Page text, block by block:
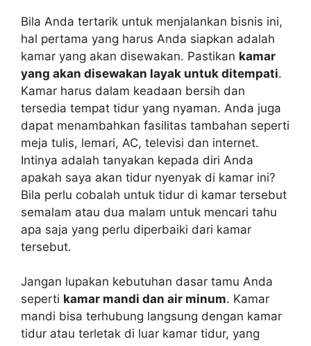
Bila Anda tertarik untuk menjalankan bisnis ini,
hal pertama yang harus Anda siapkan adalah
kamar yang akan disewakan. Pastikan kamar
yang akan disewakan layak untuk ditempati.
Kamar harus dalam keadaan bersih dan
tersedia tempat tidur yang nyaman. Anda juga
dapat menambahkan fasilitas tambahan seperti
meja tulis, lemari, AC, televisi dan internet.
Intinya adalah tanyakan kepada diri Anda
apakah saya akan tidur nyenyak di kamar ini?
Bila perlu cobalah untuk tidur di kamar tersebut
semalam atau dua malam untuk mencari tahu
apa saja yang perlu diperbaiki dari kamar
tersebut.
Jangan lupakan kebutuhan dasar tamu Anda
seperti kamar mandi dan air minum. Kamar
mandi bisa terhubung langsung dengan kamar
tidur atau terletak di luar kamar tidur, yang